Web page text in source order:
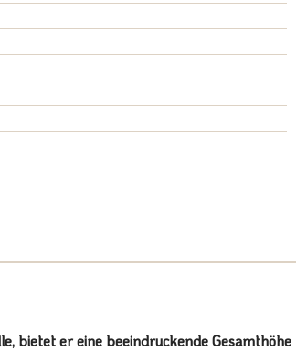
bietet er eine beeindruckende Gesamthöhe